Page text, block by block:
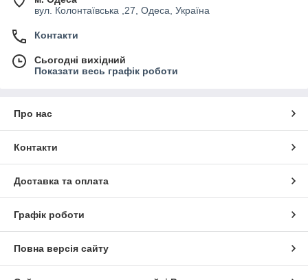
вул. Колонтаївська ,27, Одеса, Україна
Контакти
Сьогодні вихідний
Показати весь графік роботи
Про нас
Контакти
Доставка та оплата
Графік роботи
Повна версія сайту